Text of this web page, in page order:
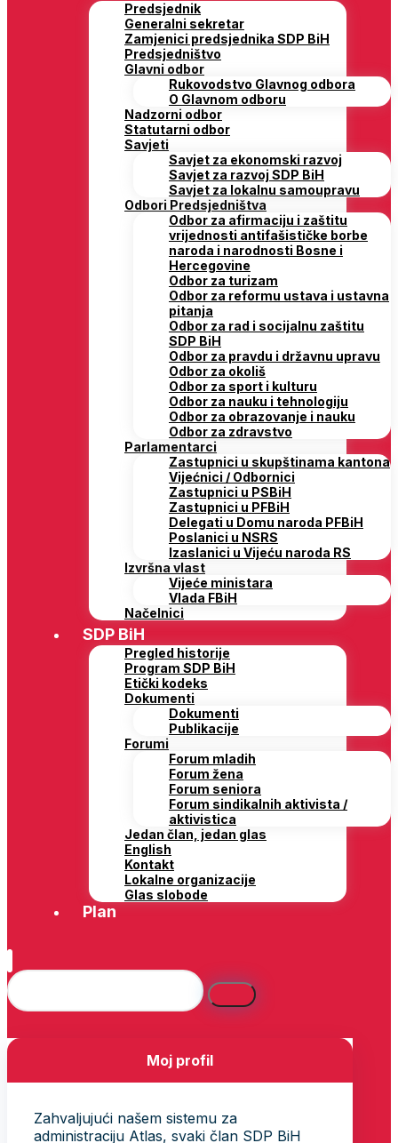
Predsjednik
Generalni sekretar
Zamjenici predsjednika SDP BiH
Predsjedništvo
Glavni odbor
Rukovodstvo Glavnog odbora
O Glavnom odboru
Nadzorni odbor
Statutarni odbor
Savjeti
Savjet za ekonomski razvoj
Savjet za razvoj SDP BiH
Savjet za lokalnu samoupravu
Odbori Predsjedništva
Odbor za afirmaciju i zaštitu
vrijednosti antifašističke borbe
naroda i narodnosti Bosne i
Hercegovine
Odbor za turizam
Odbor za reformu ustava i ustavna
pitanja
Odbor za rad i socijalnu zaštitu
SDP BiH
Odbor za pravdu i državnu upravu
Odbor za okoliš
Odbor za sport i kulturu
Odbor za nauku i tehnologiju
Odbor za obrazovanje i nauku
Odbor za zdravstvo
Parlamentarci
Zastupnici u skupštinama kantona
Vijećnici / Odbornici
Zastupnici u PSBiH
Zastupnici u PFBiH
Delegati u Domu naroda PFBiH
Poslanici u NSRS
Izaslanici u Vijeću naroda RS
Izvršna vlast
Vijeće ministara
Vlada FBiH
Načelnici
SDP BiH
Pregled historije
Program SDP BiH
Etički kodeks
Dokumenti
Dokumenti
Publikacije
Forumi
Forum mladih
Forum žena
Forum seniora
Forum sindikalnih aktivista /
aktivistica
Jedan član, jedan glas
English
Kontakt
Lokalne organizacije
Glas slobode
Plan
Moj profil
Zahvaljujući našem sistemu za
administraciju Atlas, svaki član SDP BiH